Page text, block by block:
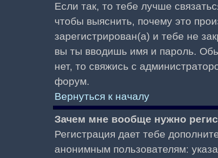
Если так, то тебе лучше
чтобы выяснить, почему это
зарегистрирован(а) и тебе не
вы ты вводишь имя и пароль.
нет, то свяжись с
форум.
Вернуться к началу
Зачем мне вообще нужно
Регистрация дает тебе
анонимным пользователям: